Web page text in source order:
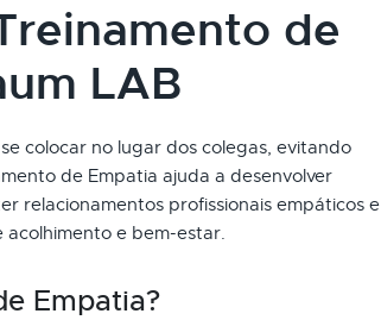
de
LAB
colocar no lugar dos colegas, evitando
de Empatia ajuda a desenvolver
relacionamentos profissionais empáticos e
acolhimento e bem-estar.
Empatia?